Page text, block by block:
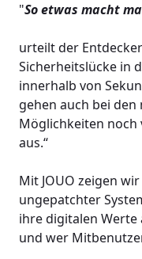
"So etwas macht
urteilt der Entdecker
Sicherheitslücke in
innerhalb von
gehen auch bei
Möglichkeiten noch
aus.“
Mit JOUO zeigen
ungepatchter
ihre digitalen Werte
und wer